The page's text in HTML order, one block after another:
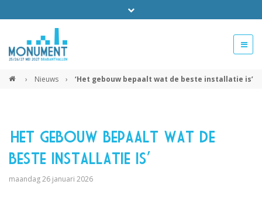
› Nieuws › ‘Het gebouw bepaalt wat de beste installatie is’
‘Het gebouw bepaalt wat de
beste installatie is’
maandag 26 januari 2026